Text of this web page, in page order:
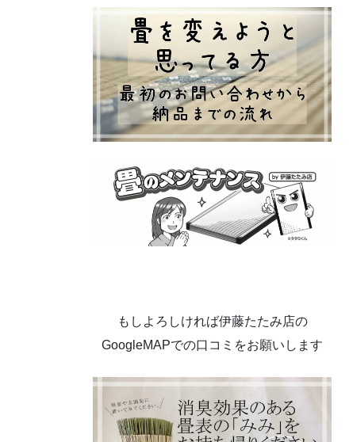
もしよろしければ伊藤たたみ店の
GoogleMAPでの口コミをお願いします